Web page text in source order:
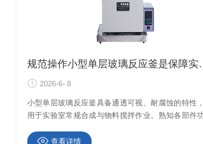
规范操作小型单
2026-6- 8
小型单层玻璃反应釜具备通透可视、耐腐蚀的特性
用于实验室常规合成与物料搅拌作业。熟知各部件
过程稳定可控。
查看详情